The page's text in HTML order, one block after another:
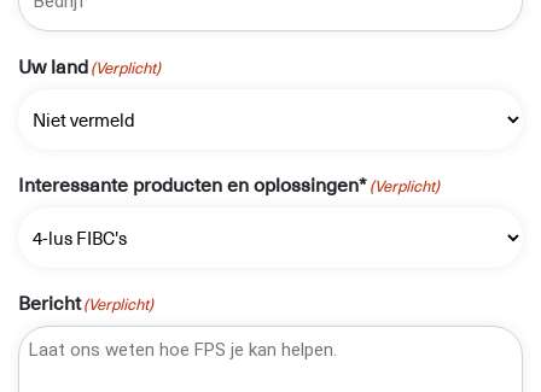
Uw land(Verplicht)
Interessante producten en oplossingen*(Verplicht)
Bericht(Verplicht)